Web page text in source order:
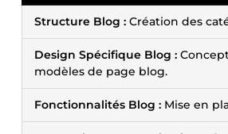
Structure Blog : Création des
Design Spécifique Blog :
modèles de page blog.
Fonctionnalités Blog : Mise en